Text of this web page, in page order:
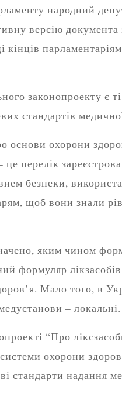
народний
версію
законопроекту є
стандартів
основи охорони
перелік
безпеки,
щоб вони знали
яким чином
формуляр
Мало того, в
– локальні.
“Про
системи охорони
стандарти надання